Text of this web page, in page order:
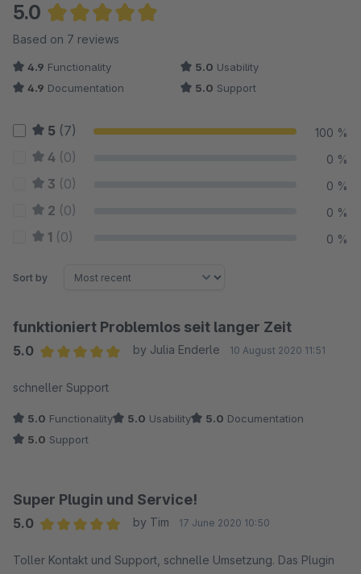
5.0
Average rating of 5 out of 5 stars
Based on 7 reviews
4.9 Functionality 5.0 Usability
4.9 Documentation 5.0 Support
5 (7) 100 %
4 (0) 0 %
3 (0) 0 %
2 (0) 0 %
1 (0) 0 %
Sort by
funktioniert Problemlos seit langer Zeit
5.0
by Julia Enderle 10 August 2020 11:51
schneller Support
5.0 Functionality 5.0 Usability 5.0 Documentation
5.0 Support
Super Plugin und Service!
5.0
by Tim 17 June 2020 10:50
Toller Kontakt und Support, schnelle Umsetzung. Das Plugin